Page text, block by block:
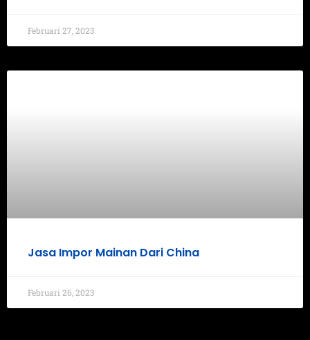
Februari 27, 2023
Jasa Impor Mainan Dari China
Februari 26, 2023